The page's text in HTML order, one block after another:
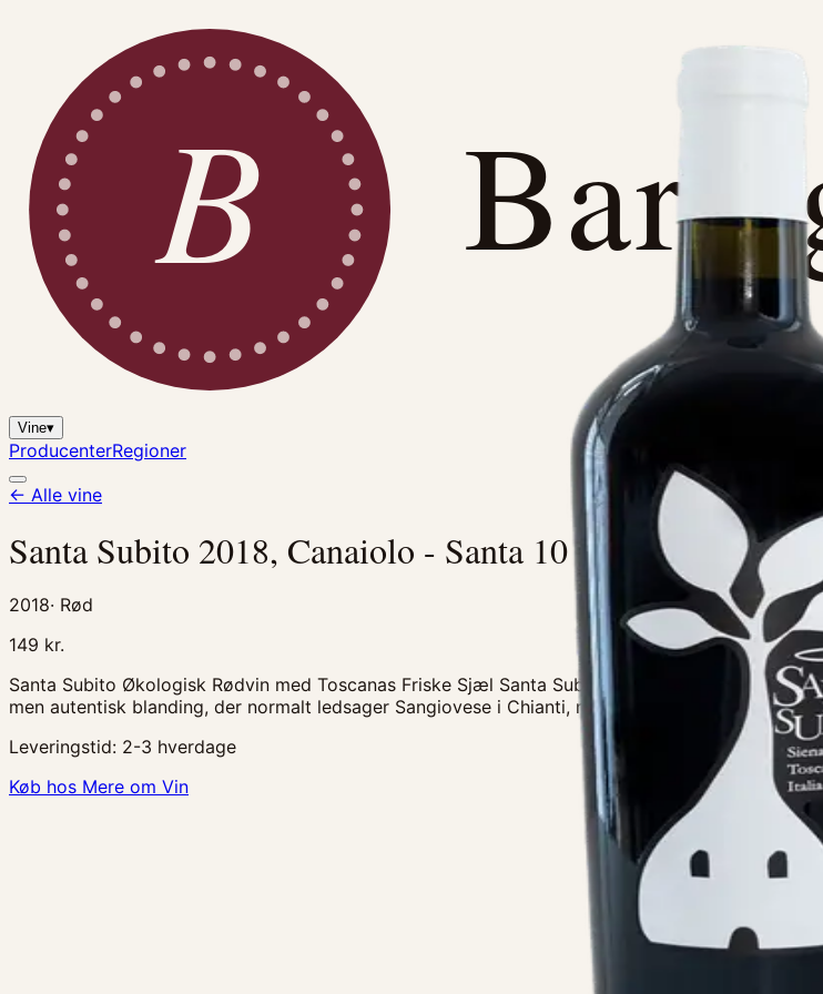
B Bare
Vine▾
ProducenterRegioner
← Alle vine
Santa Subito 2018, Canaiolo - Santa 10
2018· Rød
149 kr.
Santa Subito Økologisk Rødvin med Toscanas Friske Sjæl Santa Subito er en frisk og vinøs
men autentisk blanding, der normalt ledsager Sangiovese i Chianti, men her får lov
Leveringstid: 2-3 hverdage
Køb hos Mere om Vin